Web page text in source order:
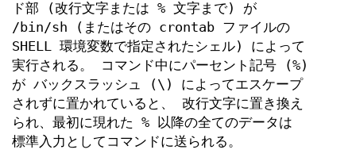
ド部 (改行文字または % 文字まで) が
/bin/sh (またはその crontab ファイルの
SHELL 環境変数で指定されたシェル) によって
実行される。 コマンド中にパーセント記号 (%)
が バックスラッシュ (\) によってエスケープ
されずに置かれていると、 改行文字に置き換え
られ、最初に現れた % 以降の全てのデータは
標準入力としてコマンドに送られる。